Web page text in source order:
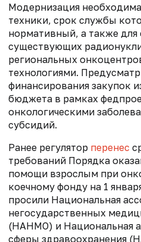
Модернизация
техники, срок службы
нормативный, а также
существующих
региональных
технологиями.
финансирования закупок
бюджета в рамках
онкологическими
субсидий.
Ранее регулятор перенес
требований Порядка
помощи взрослым при
коечному фонду на 1
просили Национальная
негосударственных
(НАНМО) и Национальная
сферы здравоохранения